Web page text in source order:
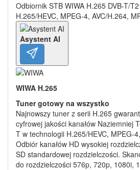
Odbiornik STB WIWA H.265 DVB-T/
H.265/HEVC, MPEG-4, AVC/H.264,
Asystent AI
WIWA H.265
Tuner gotowy na wszystko
Najnowszy tuner z serii H.265
cyfrowej jakości kanałów Naziemniej
T w technologii H.265/HEVC, MPEG-
Odbiór kanałów HD wysokiej
SD standardowej rozdzielczości.
do rozdzielczości 576p, 720p, 1080i,